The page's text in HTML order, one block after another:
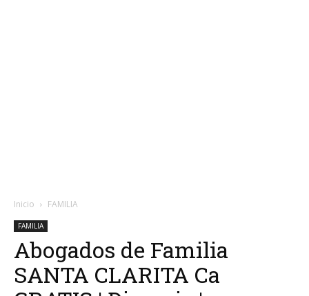
Inicio FAMILIA
FAMILIA
Abogados de Familia
SANTA CLARITA Ca